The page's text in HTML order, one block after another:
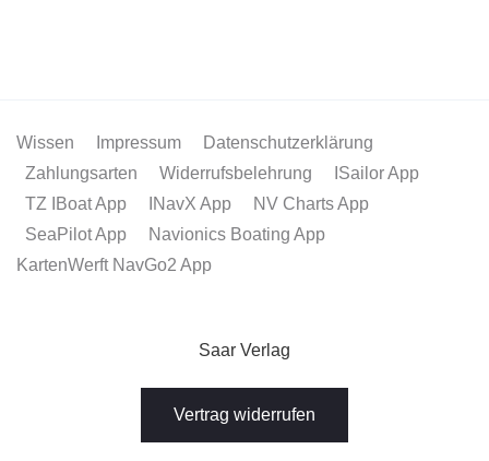
Wissen Impressum
Datenschutzerklärung
Zahlungsarten
Widerrufsbelehrung
ISailor App
TZ IBoat App
INavX App
NV Charts App
SeaPilot App
Navionics Boating App
KartenWerft NavGo2 App
Saar Verlag
Vertrag widerrufen